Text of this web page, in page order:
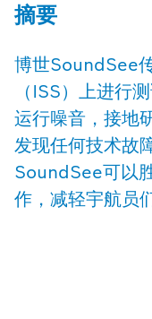
摘要
博世SoundSee
（ISS）上进行
运行噪音，接地
发现任何技术故
SoundSee可以
作，减轻宇航员